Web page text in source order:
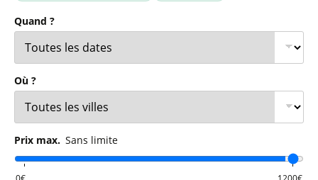
Quand ?
Où ?
Prix max. Sans limite